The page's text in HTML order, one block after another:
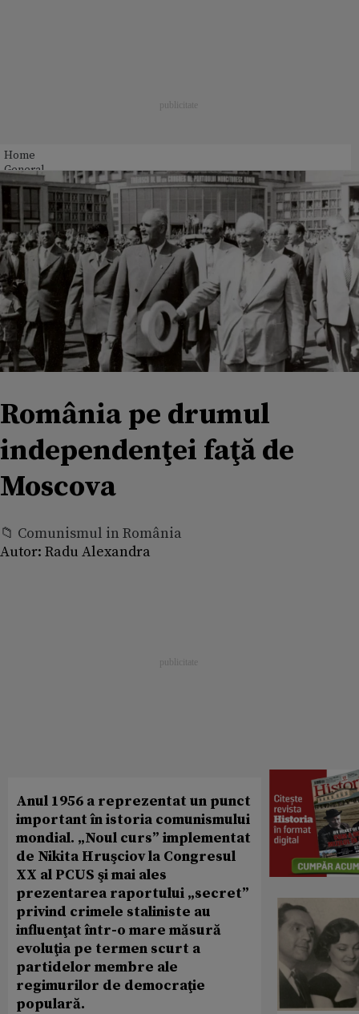
Home
General
România pe drumul
independenţei faţă de
Moscova
📁 Comunismul in România
Autor: Radu Alexandra
Anul 1956 a reprezentat un punct
important în istoria comunismului
mondial. „Noul curs” implementat
de Nikita Hruşciov la Congresul
XX al PCUS şi mai ales
prezentarea raportului „secret”
privind crimele staliniste au
influenţat într-o mare măsură
evoluţia pe termen scurt a
partidelor membre ale
regimurilor de democraţie
populară.